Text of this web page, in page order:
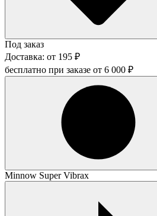
Под заказ
Доставка: от 195 ₽
бесплатно при заказе от 6 000 ₽
Minnow Super Vibrax